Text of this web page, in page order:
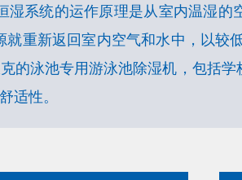
系统的运作原理是从室内温湿
重新返回室内空气和水中，以较
的泳池专用游泳池除湿机，包括
适性。